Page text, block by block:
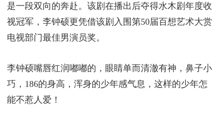
是一段双向的奔赴。该剧在播出后夺得水木剧年度收
视冠军，李钟硕更凭借该剧入围第50届百想艺术大赏
电视部门最佳男演员奖。
李钟硕嘴唇红润嘟嘟的，眼睛单而清澈有神，鼻子小
巧，186的身高，浑身的少年感气息，这样的少年怎
能不惹人爱！